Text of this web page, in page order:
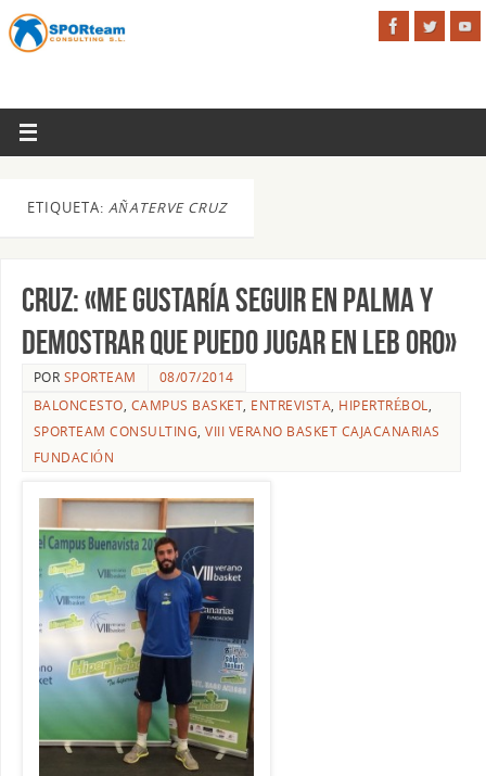
ETIQUETA: AÑATERVE CRUZ
Cruz: «Me gustaría seguir en Palma y
demostrar que puedo jugar en LEB Oro»
POR SPORTEAM
08/07/2014
BALONCESTO, CAMPUS BASKET, ENTREVISTA, HIPERTRÉBOL,
SPORTEAM CONSULTING,VIII VERANO BASKET CAJACANARIAS
FUNDACIÓN